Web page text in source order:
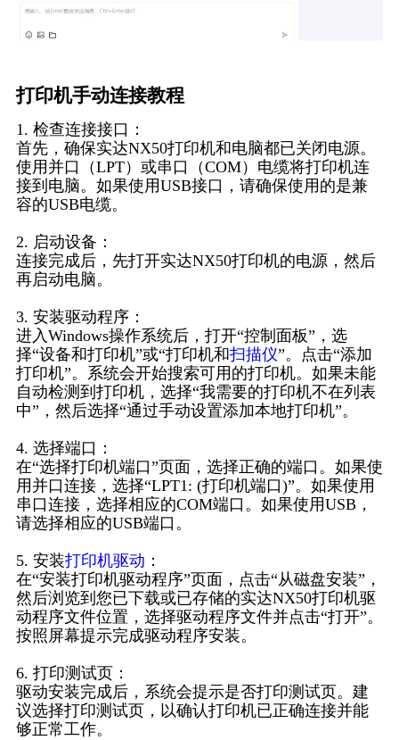
打印机手动连接教程
1. 检查连接接口：
首先，确保实达NX50打印机和电脑都已关闭电源。
使用并口（LPT）或串口（COM）电缆将打印机连
接到电脑。如果使用USB接口，请确保使用的是兼
容的USB电缆。
2. 启动设备：
连接完成后，先打开实达NX50打印机的电源，然后
再启动电脑。
3. 安装驱动程序：
进入Windows操作系统后，打开“控制面板”，选
择“设备和打印机”或“打印机和扫描仪”。点击“添加
打印机”。系统会开始搜索可用的打印机。如果未能
自动检测到打印机，选择“我需要的打印机不在列表
中”，然后选择“通过手动设置添加本地打印机”。
4. 选择端口：
在“选择打印机端口”页面，选择正确的端口。如果使
用并口连接，选择“LPT1: (打印机端口)”。如果使用
串口连接，选择相应的COM端口。如果使用USB，
请选择相应的USB端口。
5. 安装打印机驱动 ：
在“安装打印机驱动程序”页面，点击“从磁盘安装”，
然后浏览到您已下载或已存储的实达NX50打印机驱
动程序文件位置，选择驱动程序文件并点击“打开”。
按照屏幕提示完成驱动程序安装。
6. 打印测试页：
驱动安装完成后，系统会提示是否打印测试页。建
议选择打印测试页，以确认打印机已正确连接并能
够正常工作。